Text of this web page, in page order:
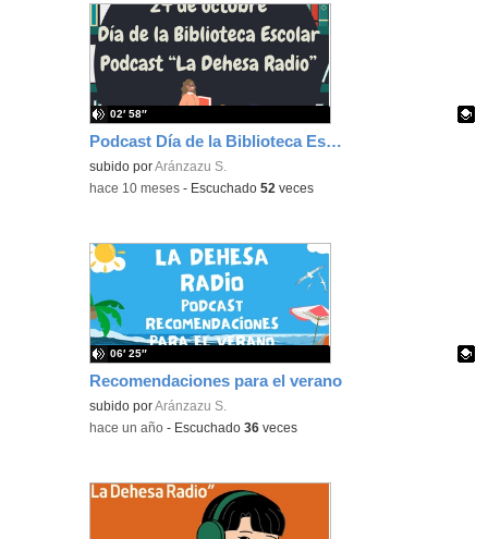
Podcast Día de la Biblioteca Escolar
Contenido educativo.
subido porAránzazu S.
02′ 58″
-hace 10 meses - Escuchado52 veces
Recomendaciones para el verano
Contenido educativo.
subido porAránzazu S.
06′ 25″
-hace un año - Escuchado36 veces